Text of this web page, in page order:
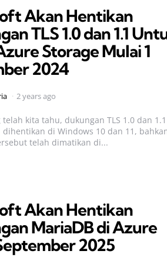
Akan Hentikan
TLS 1.0 dan 1.1
Storage Mulai 1
2024
2 years ago
telah kita tahu, dukungan TLS 1.0 dan 1.1
di Windows 10 dan 11,
telah dimatikan di...
Akan Hentikan
MariaDB di Azure
2025